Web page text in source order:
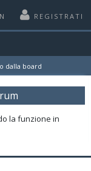
REGISTRATI
dalla board
la funzione in